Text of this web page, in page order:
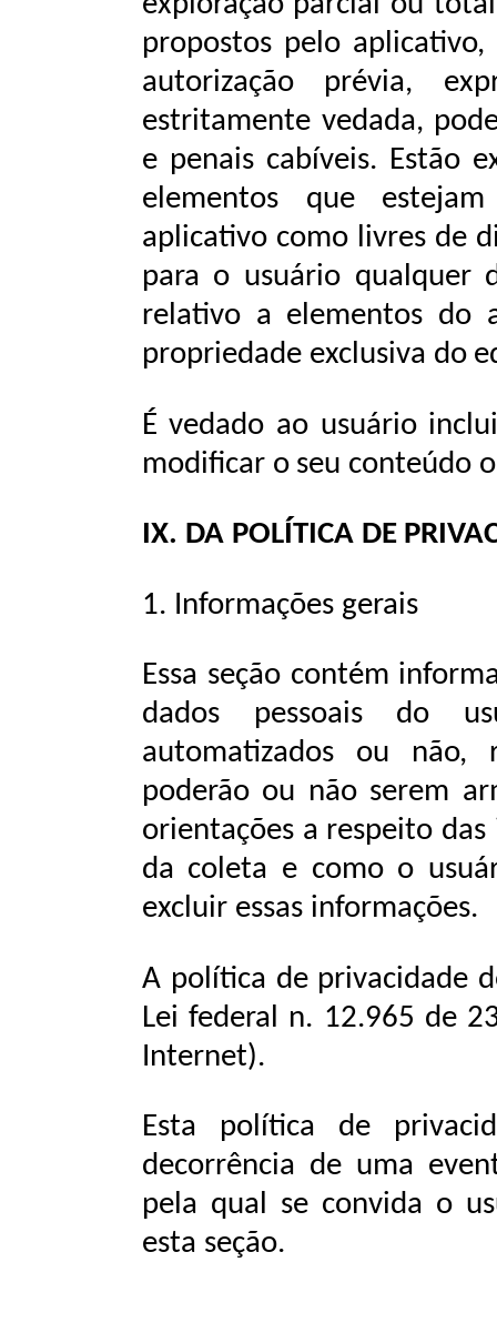
propostos pelo
autorização prévia,
estritamente vedada,
e penais cabíveis. Estão
elementos que
aplicativo como livres de
para o usuário qualquer
relativo a elementos do
propriedade exclusiva do
É vedado ao usuário
modificar o seu conteúdo
IX. DA POLÍTICA DE
1. Informações gerais
Essa seção contém
dados
pessoais do
automatizados ou não,
poderão ou não serem
orientações a respeito
da coleta e como o
excluir essas informações.
A política de privacidade
Lei federal n. 12.965 de
Internet).
Esta política de
decorrência de uma
pela qual se convida o
esta seção.